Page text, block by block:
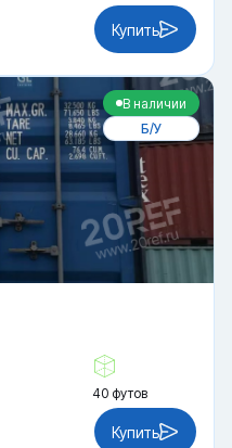
Купить
В наличии
Б/У
40 футов
Купить